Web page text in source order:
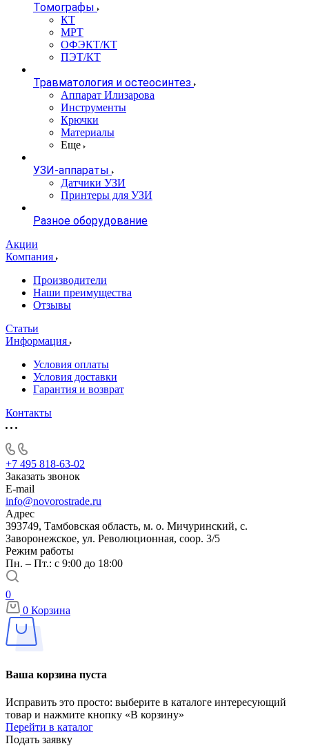
Томографы
КТ
МРТ
ОФЭКТ/КТ
ПЭТ/КТ
Травматология и остеосинтез
Аппарат Илизарова
Инструменты
Крючки
Материалы
Еще
УЗИ-аппараты
Датчики УЗИ
Принтеры для УЗИ
Разное оборудование
Акции
Компания
Производители
Наши преимущества
Отзывы
Статьи
Информация
Условия оплаты
Условия доставки
Гарантия и возврат
Контакты
+7 495 818-63-02
Заказать звонок
E-mail
info@novorostrade.ru
Адрес
393749, Тамбовская область, м. о. Мичуринский, с.
Заворонежское, ул. Революционная, соор. 3/5
Режим работы
Пн. – Пт.: с 9:00 до 18:00
0
0 Корзина
Ваша корзина пуста
Исправить это просто: выберите в каталоге интересующий
товар и нажмите кнопку «В корзину»
Перейти в каталог
Подать заявку